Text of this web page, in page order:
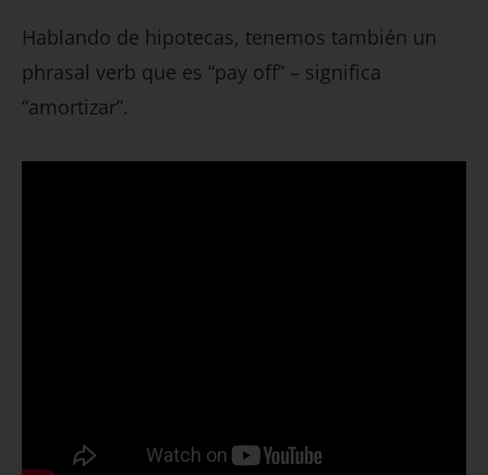
Hablando de hipotecas, tenemos también un
phrasal verb que es “pay off” – significa
“amortizar”.